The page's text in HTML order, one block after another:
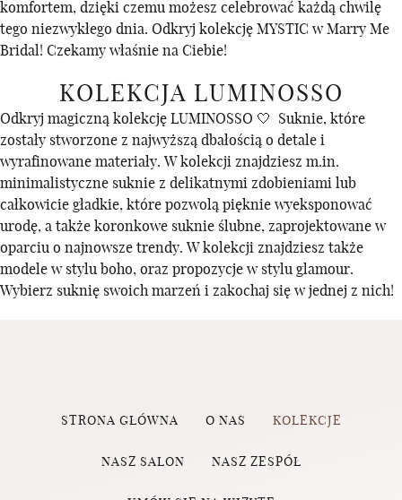
komfortem, dzięki czemu możesz celebrować każdą chwilę
tego niezwykłego dnia. Odkryj kolekcję MYSTIC w Marry Me
Bridal! Czekamy właśnie na Ciebie!
KOLEKCJA LUMINOSSO
Odkryj magiczną kolekcję LUMINOSSO 🤍 Suknie, które
zostały stworzone z najwyższą dbałością o detale i
wyrafinowane materiały. W kolekcji znajdziesz m.in.
minimalistyczne suknie z delikatnymi zdobieniami lub
całkowicie gładkie, które pozwolą pięknie wyeksponować
urodę, a także koronkowe suknie ślubne, zaprojektowane w
oparciu o najnowsze trendy. W kolekcji znajdziesz także
modele w stylu boho, oraz propozycje w stylu glamour.
Wybierz suknię swoich marzeń i zakochaj się w jednej z nich!
STRONA GŁÓWNA O NAS KOLEKCJE
NASZ SALON NASZ ZESPÓŁ